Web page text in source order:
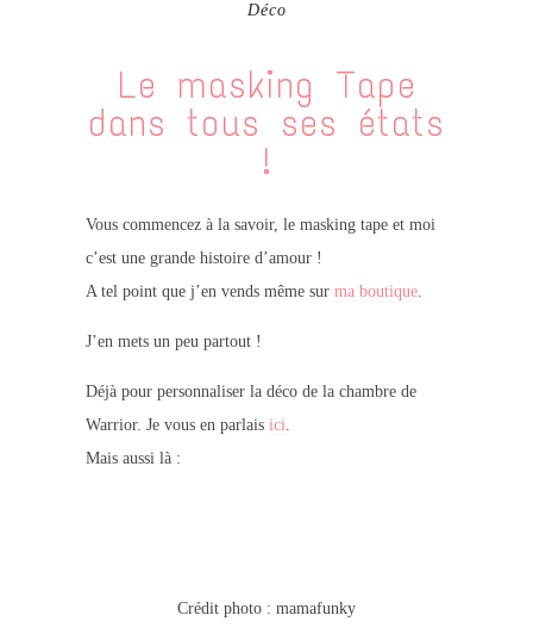
Déco
Le masking Tape
dans tous ses états
!
Vous commencez à la savoir, le masking tape et moi
c’est une grande histoire d’amour !
A tel point que j’en vends même sur ma boutique.
J’en mets un peu partout !
Déjà pour personnaliser la déco de la chambre de
Warrior. Je vous en parlais ici
Mais aussi là :
Crédit photo : mamafunky